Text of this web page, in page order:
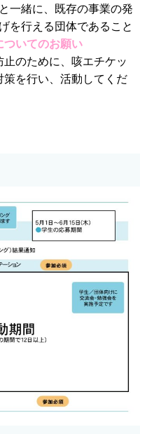
一緒に、既存の事業の発
を行える団体であること
ついてのお願い
止のために、咳エチケッ
策を行い、活動してくだ